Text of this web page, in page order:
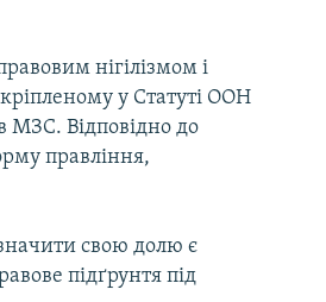
нігілізмом і
у Статуті ООН
МЗС. Відповідно до
правління,
свою долю є
підґрунтя під